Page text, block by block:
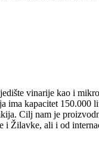
vinarije kao i
ima kapacitet 150.000
Cilj nam je
i Žilavke, ali i od